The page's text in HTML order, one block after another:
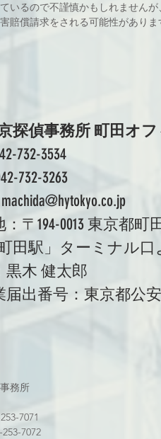
いるので不謹慎かもしれません
賠償請求をされる可能性がありま
探偵事務所 町田オ
732-3534
732-3263
〒194-0013 東京都町
田駅」ターミナル口
黒木 健太郎
出番号：東京都公安
務所
7071
7072